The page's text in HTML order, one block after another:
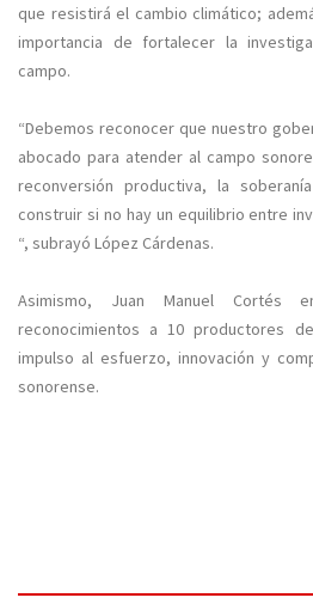
que resistirá el cambio climático;
importancia de fortalecer la
campo.
“Debemos reconocer que nuestro
abocado para atender al campo
reconversión productiva, la
construir si no hay un equilibrio entre
“, subrayó López Cárdenas.
Asimismo, Juan Manuel Cortés
reconocimientos a 10 productores
impulso al esfuerzo, innovación y
sonorense.